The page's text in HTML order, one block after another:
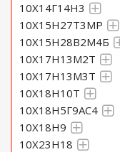
10Х14Г14Н3
10Х15Н27Т3МР
10Х15Н28В2М4Б
10Х17Н13М2Т
10Х17Н13М3Т
10Х18Н10Т
10Х18Н5Г9АС4
10Х18Н9
10Х23Н18